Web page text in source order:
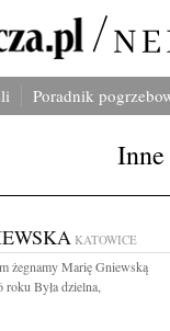
Poradnik
KATOWICE
żegnamy Marię Gniewską
roku Była dzielna,